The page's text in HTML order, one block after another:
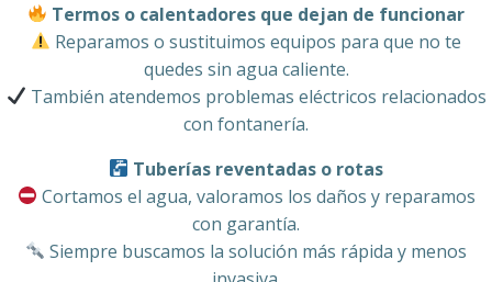
Termos o calentadores que dejan de funcionar
Reparamos o sustituimos equipos para que no te
quedes sin agua caliente.
También atendemos problemas eléctricos relacionados
con fontanería.
Tuberías reventadas o rotas
Cortamos el agua, valoramos los daños y reparamos
con garantía.
Siempre buscamos la solución más rápida y menos